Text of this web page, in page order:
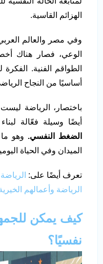
الهزائم القاسية.
وفي مصر والعالم
الوعي، فصار هناك
الطواقم الفنية.
أساسيًا من النجاح
باختصار، الرياضة
أيضًا وسيلة فعّالة لبناء
الضغط النفسي. وهو
الميدان وفي الحياة
تعرف أيضًا على:
الرياضة وأعمالهم
كيف يمكن
نفسيًا؟